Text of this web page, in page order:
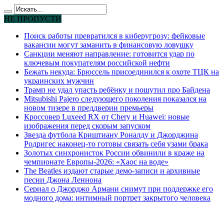
НЕ ПРОПУСТИ
Поиск работы превратился в киберугрозу: фейковые
вакансии могут заманить в финансовую ловушку
Санкции меняют направление: готовится удар по
ключевым покупателям российской нефти
Бежать некуда: Брюссель присоединился к охоте ТЦК на
украинских мужчин
Трамп не удал упасть ребёнку и пошутил про Байдена
Mitsubishi Pajero следующего поколения показался на
новом тизере в преддверии премьеры
Кроссовер Luxeed RX от Chery и Huawei: новые
изображения перед скорым запуском
Звезда футбола Криштиану Роналду и Джорджина
Родригес наконец-то готовы связать себя узами брака
Золотых синхронисток России обвинили в краже на
чемпионате Европы-2026: «Хаос на воде»
The Beatles издают старые демо-записи и архивные
песни Джона Леннона
Сериал о Джорджо Армани снимут при поддержке его
модного дома: интимный портрет закрытого человека